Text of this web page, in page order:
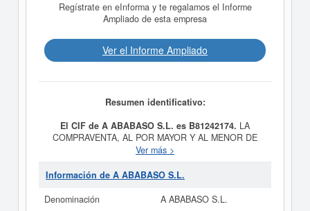
Regístrate en eInforma y te regalamos el Informe
Ampliado de esta empresa
Ver el Informe Ampliado
Resumen identificativo:
El CIF de A ABABASO S.L. es B81242174. LA
COMPRAVENTA, AL POR MAYOR Y AL MENOR DE
TODA CLASE DE APARATOS ELECTRODOMESTICOS,
SUS RECAMBIOS Y ACCESORIOS, ASI COMO LA
INSTALACION, REPARACION Y MANTENIMIENTO DE
ABABASO S.L.
, dada de alta el día 11/07/1995. Su
Ver más >
Información de A ABABASO S.L.
Denominación
A ABABASO S.L.